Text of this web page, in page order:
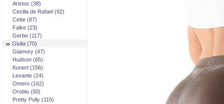
Aristoc (38)
Cecilia de Rafael (92)
Cette (87)
Falke (23)
Gerbe (117)
Giulia (70)
Glamory (47)
Hudson (65)
Kunert (156)
Levante (24)
Omero (162)
Oroblu (50)
Pretty Polly (115)